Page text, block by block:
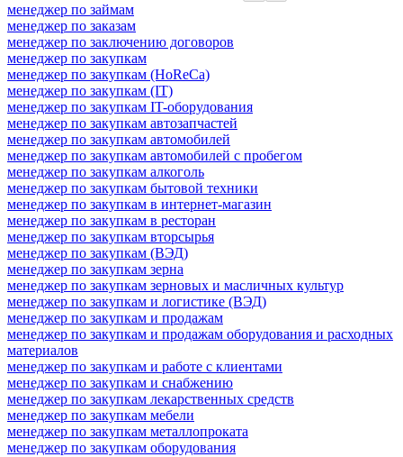
менеджер по займам
менеджер по заказам
менеджер по заключению договоров
менеджер по закупкам
менеджер по закупкам (HoReCa)
менеджер по закупкам (IT)
менеджер по закупкам IT-оборудования
менеджер по закупкам автозапчастей
менеджер по закупкам автомобилей
менеджер по закупкам автомобилей с пробегом
менеджер по закупкам алкоголь
менеджер по закупкам бытовой техники
менеджер по закупкам в интернет-магазин
менеджер по закупкам в ресторан
менеджер по закупкам вторсырья
менеджер по закупкам (ВЭД)
менеджер по закупкам зерна
менеджер по закупкам зерновых и масличных культур
менеджер по закупкам и логистике (ВЭД)
менеджер по закупкам и продажам
менеджер по закупкам и продажам оборудования и расходных
материалов
менеджер по закупкам и работе с клиентами
менеджер по закупкам и снабжению
менеджер по закупкам лекарственных средств
менеджер по закупкам мебели
менеджер по закупкам металлопроката
менеджер по закупкам оборудования